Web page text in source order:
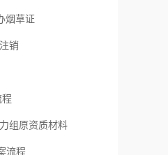
烟草证
销
组原资质材料
流程